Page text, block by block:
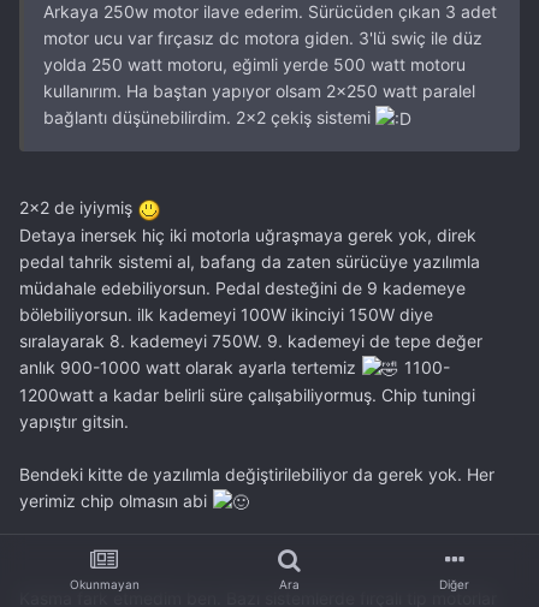
Arkaya 250w motor ilave ederim. Sürücüden çıkan 3 adet
motor ucu var fırçasız dc motora giden. 3'lü swiç ile düz
yolda 250 watt motoru, eğimli yerde 500 watt motoru
kullanırım. Ha baştan yapıyor olsam 2x250 watt paralel
bağlantı düşünebilirdim. 2x2 çekiş sistemi
2x2 de iyiymiş
Detaya inersek hiç iki motorla uğraşmaya gerek yok, direk
pedal tahrik sistemi al, bafang da zaten sürücüye yazılımla
müdahale edebiliyorsun. Pedal desteğini de 9 kademeye
bölebiliyorsun. ilk kademeyi 100W ikinciyi 150W diye
sıralayarak 8. kademeyi 750W. 9. kademeyi de tepe değer
anlık 900-1000 watt olarak ayarla tertemiz
1100-
1200watt a kadar belirli süre çalışabiliyormuş. Chip tuningi
yapıştır gitsin.
Bendeki kitte de yazılımla değiştirilebiliyor da gerek yok. Her
yerimiz chip olmasın abi
Kasma fark etmedim ben. Bazı sistemlerde fırçalı tip motorlar
Okunmayan Ara Diğer